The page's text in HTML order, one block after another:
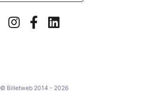
© Billetweb 2014 - 2026